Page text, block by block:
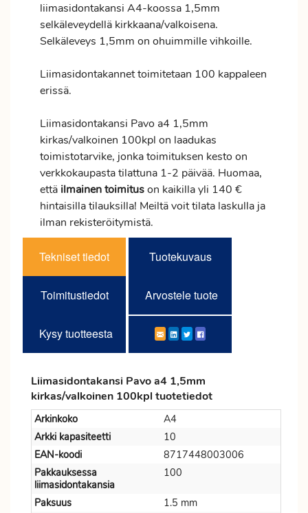
liimasidontakansi A4-koossa 1,5mm
selkäleveydellä kirkkaana/valkoisena.
Selkäleveys 1,5mm on ohuimmille vihkoille.
Liimasidontakannet toimitetaan 100 kappaleen
erissä.
Liimasidontakansi Pavo a4 1,5mm
kirkas/valkoinen 100kpl on laadukas
toimistotarvike, jonka toimituksen kesto on
verkkokaupasta tilattuna 1-2 päivää. Huomaa,
että ilmainentoimituson kaikilla yli 140 €
hintaisilla tilauksilla! Meiltä voit tilata laskulla ja
ilman rekisteröitymistä.
Tekniset tiedot Tuotekuvaus
Toimitustiedot Arvostele tuote
Kysy tuotteesta
Liimasidontakansi Pavo a4 1,5mm
kirkas/valkoinen 100kpl tuotetiedot
Arkinkoko
A4
Arkki kapasiteetti
10
EAN-koodi
8717448003006
Pakkauksessa
liimasidontakansia
100
Paksuus
1.5 mm